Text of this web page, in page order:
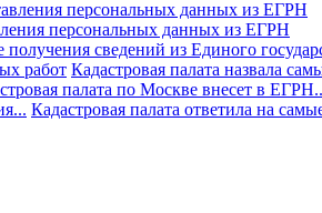
персональных данных из ЕГРН
сведений из Единого
работ Кадастровая палата назвала
палата по Москве внесет в
Кадастровая палата ответила на